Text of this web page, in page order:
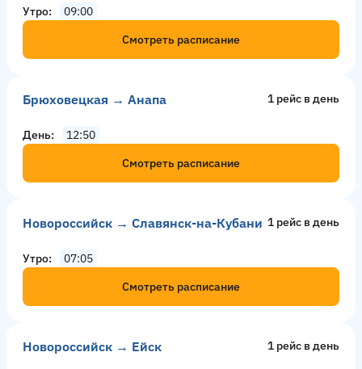
Утро
09:00
Смотреть расписание
Брюховецкая → Анапа 1 рейс в день
День
12:50
Смотреть расписание
Новороссийск → Славянск-на-Кубани 1 рейс в день
Утро
07:05
Смотреть расписание
Новороссийск → Ейск 1 рейс в день